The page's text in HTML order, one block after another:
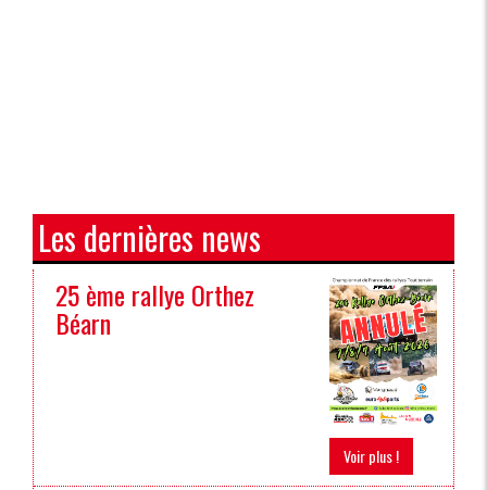
Les dernières news
25 ème rallye Orthez
Béarn
Voir plus !